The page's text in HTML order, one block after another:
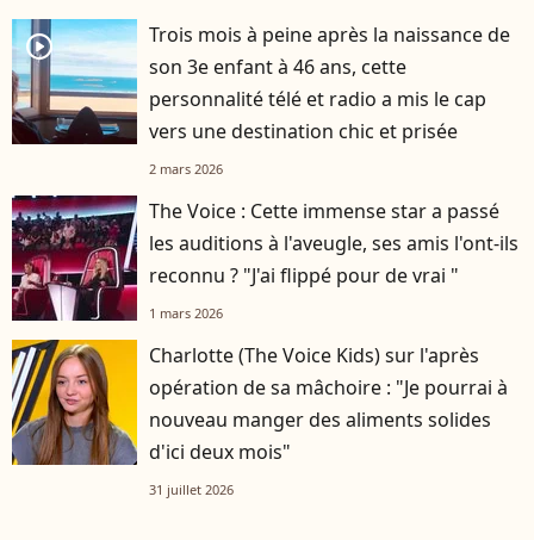
player2
Trois mois à peine après la naissance de
son 3e enfant à 46 ans, cette
personnalité télé et radio a mis le cap
vers une destination chic et prisée
2 mars 2026
The Voice : Cette immense star a passé
les auditions à l'aveugle, ses amis l'ont-ils
reconnu ? "J'ai flippé pour de vrai "
1 mars 2026
Charlotte (The Voice Kids) sur l'après
opération de sa mâchoire : "Je pourrai à
nouveau manger des aliments solides
d'ici deux mois"
31 juillet 2026